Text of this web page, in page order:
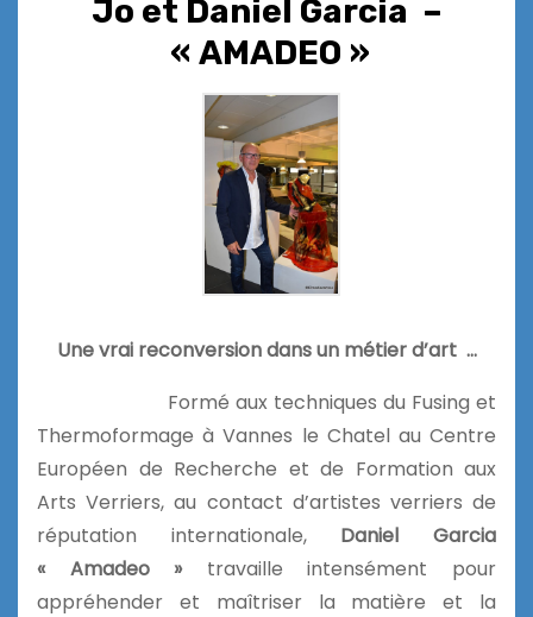
Jo et Daniel Garcia –
« AMADEO »
Une vrai reconversion dans un métier d’art …
Formé aux techniques du Fusing et
Thermoformage à Vannes le Chatel au Centre
Européen de Recherche et de Formation aux
Arts Verriers, au contact d’artistes verriers de
réputation internationale, Daniel Garcia
« Amadeo »travaille intensément pour
appréhender et maîtriser la matière et la